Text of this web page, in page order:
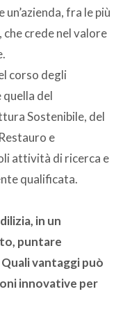
fra le più
crede nel valore
corso degli
del
Sostenibile, del
e
attività di ricerca e
qualificata.
in un
puntare
vantaggi può
innovative per